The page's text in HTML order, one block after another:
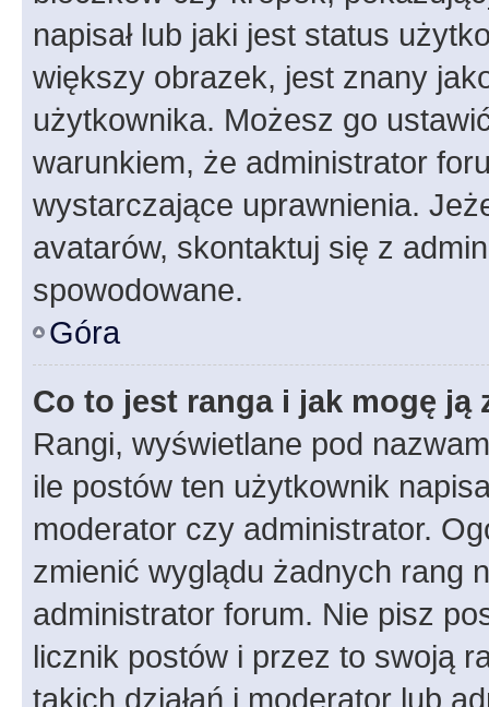
napisał lub jaki jest status
większy obrazek, jest znany
użytkownika. Możesz go
warunkiem, że administrator
wystarczające uprawnienia.
avatarów, skontaktuj się z
spowodowane.
Góra
Co to jest ranga i jak mogę ją
Rangi, wyświetlane pod
ile postów ten użytkownik
moderator czy administrator.
zmienić wyglądu żadnych rang
administrator forum. Nie pisz
licznik postów i przez to swoją
takich działań i moderator lub